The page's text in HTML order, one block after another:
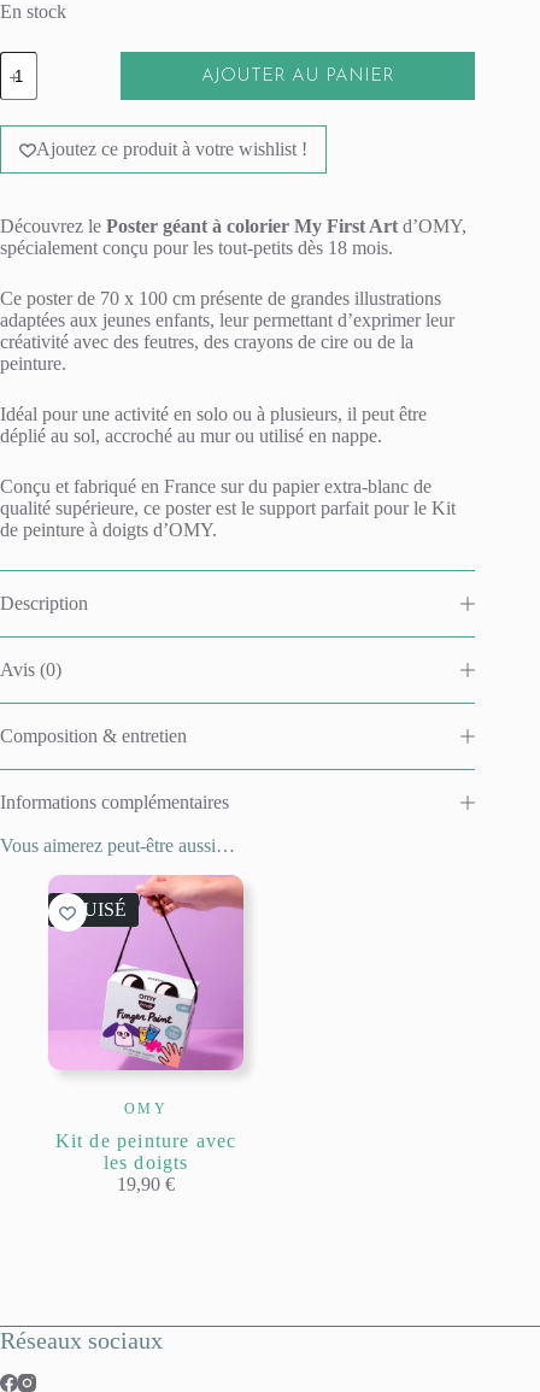
En stock
quantité
de
Mon
premier
poster
géant
AJOUTER AU PANIER
l
e
n
a
v
e
:
Ajoutez ce produit à votre wishlist !
Découvrez le Poster géant à colorier My First Art d’OMY,
spécialement conçu pour les tout-petits dès 18 mois.
Ce poster de 70 x 100 cm présente de grandes illustrations
adaptées aux jeunes enfants, leur permettant d’exprimer leur
créativité avec des feutres, des crayons de cire ou de la
peinture.
Idéal pour une activité en solo ou à plusieurs, il peut être
déplié au sol, accroché au mur ou utilisé en nappe.
Conçu et fabriqué en France sur du papier extra-blanc de
qualité supérieure, ce poster est le support parfait pour le Kit
de peinture à doigts d’OMY.
Description
Avis (0)
Composition & entretien
Informations complémentaires
Vous aimerez peut-être aussi…
ÉPUISÉ
OMY
Kit de peinture avec
les doigts
19,90€
Réseaux sociaux